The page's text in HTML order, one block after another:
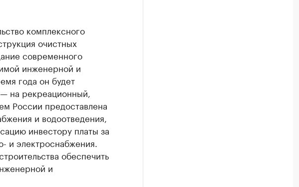
комплексного
очистных
современного
инженерной и
года он будет
на рекреационный,
России предоставлена
и водоотведения,
инвестору платы за
и электроснабжения.
обеспечить
и